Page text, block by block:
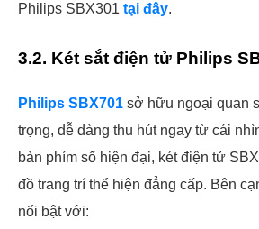
Philips SBX301 tại đây.
3.2. Két sắt điện tử Philips
Philips SBX701 sở hữu ngoại quan
trọng, dễ dàng thu hút ngay từ cái
bàn phím số hiện đại, két điện tử
đồ trang trí thể hiện đẳng cấp. Bên
nổi bật với: